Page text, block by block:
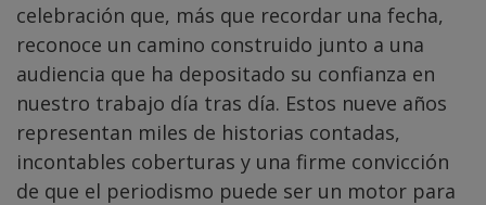
celebración que, más que recordar una fecha,
reconoce un camino construido junto a una
audiencia que ha depositado su confianza en
nuestro trabajo día tras día. Estos nueve años
representan miles de historias contadas,
incontables coberturas y una firme convicción
de que el periodismo puede ser un motor para